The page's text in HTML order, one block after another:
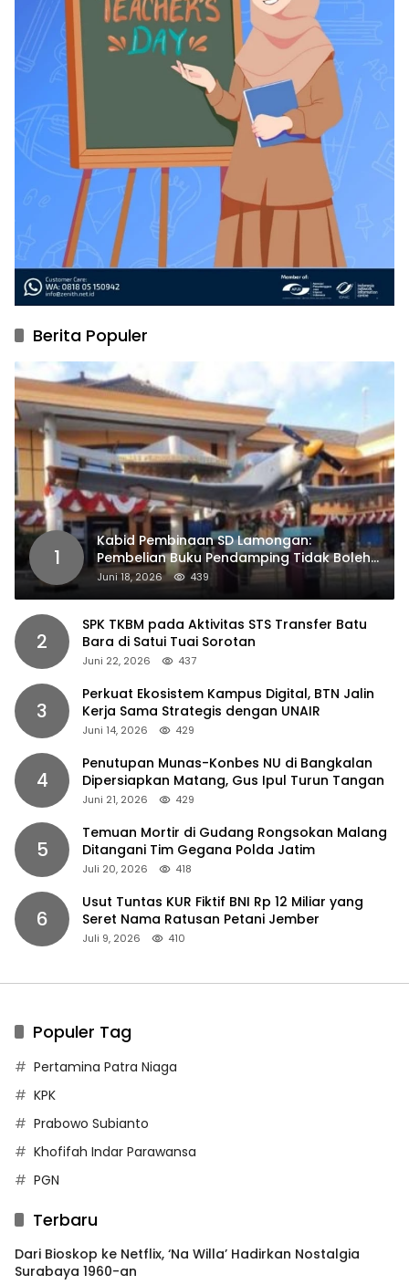
Berita Populer
1
Kabid Pembinaan SD Lamongan:
Pembelian Buku Pendamping Tidak Boleh
Dipaksakan
Juni 18, 2026 439
2
SPK TKBM pada Aktivitas STS Transfer Batu
Bara di Satui Tuai Sorotan
Juni 22, 2026 437
3
Perkuat Ekosistem Kampus Digital, BTN Jalin
Kerja Sama Strategis dengan UNAIR
Juni 14, 2026 429
4
Penutupan Munas-Konbes NU di Bangkalan
Dipersiapkan Matang, Gus Ipul Turun Tangan
Juni 21, 2026 429
5
Temuan Mortir di Gudang Rongsokan Malang
Ditangani Tim Gegana Polda Jatim
Juli 20, 2026 418
6
Usut Tuntas KUR Fiktif BNI Rp 12 Miliar yang
Seret Nama Ratusan Petani Jember
Juli 9, 2026 410
Populer Tag
Pertamina Patra Niaga
KPK
Prabowo Subianto
Khofifah Indar Parawansa
PGN
Terbaru
Dari Bioskop ke Netflix, ‘Na Willa’ Hadirkan Nostalgia
Surabaya 1960-an